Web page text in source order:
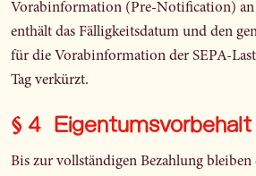
Vorabinformation (Pre-Notification) an
enthält das Fälligkeitsdatum und den
für die Vorabinformation der SEPA-
Tag verkürzt.
§ 4 Eigentumsvorbehalt
Bis zur vollständigen Bezahlung